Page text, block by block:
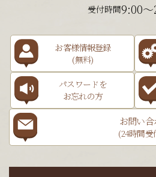
受付時間9:00
お客様情報登録
(無料)
パスワードを
お忘れの方
お問い
(24時間受